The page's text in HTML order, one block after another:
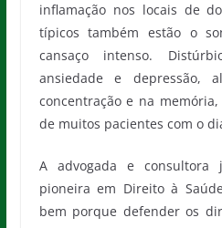
inflamação nos locais de
típicos também estão o
cansaço intenso.
ansiedade e depressão,
concentração e na
de muitos pacientes com o
A advogada e consultora
pioneira em Direito à
bem porque defender os